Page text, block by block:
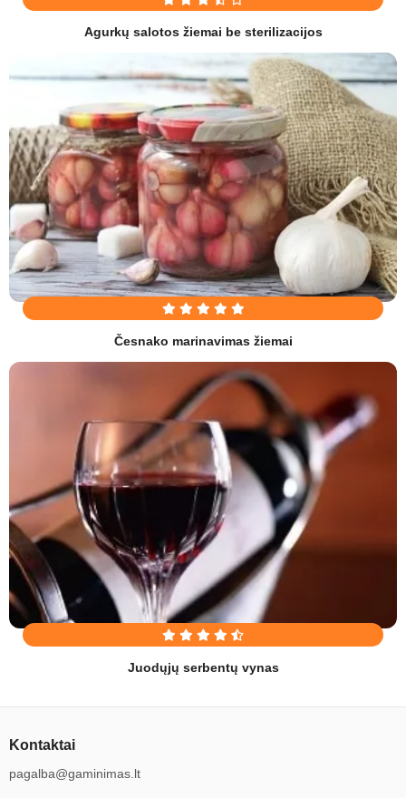
Agurkų salotos žiemai be sterilizacijos
Česnako marinavimas žiemai
Juodųjų serbentų vynas
Kontaktai
pagalba@gaminimas.lt